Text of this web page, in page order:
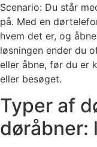
Scenario: Du står
på. Med en
hvem det er, og
løsningen ender du
eller åbne, før du er
eller besøget.
Typer af
døråbner: